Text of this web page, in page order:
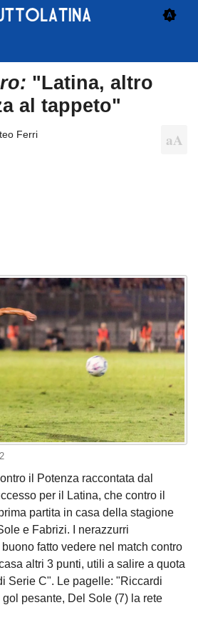
"Latina, altro
al tappeto"
Ferri
il Potenza raccontata dal
per il Latina, che contro il
partita in casa della stagione
e Fabrizi. I nerazzurri
fatto vedere nel match contro
altri 3 punti, utili a salire a quota
Serie C". Le pagelle: "Riccardi
pesante, Del Sole (7) la rete